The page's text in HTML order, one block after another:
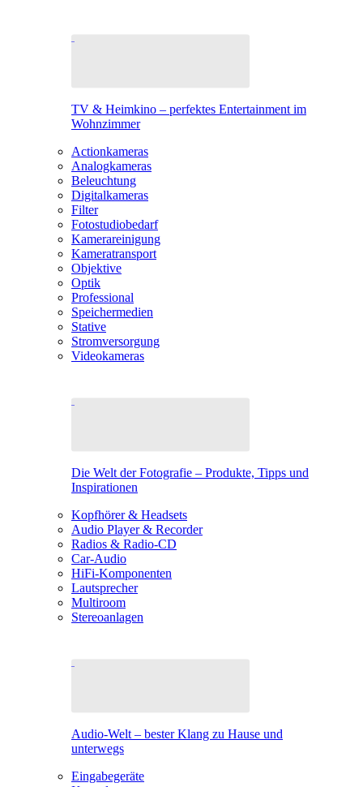
TV & Heimkino – perfektes Entertainment im
Wohnzimmer
Actionkameras
Analogkameras
Beleuchtung
Digitalkameras
Filter
Fotostudiobedarf
Kamerareinigung
Kameratransport
Objektive
Optik
Professional
Speichermedien
Stative
Stromversorgung
Videokameras
Die Welt der Fotografie – Produkte, Tipps und
Inspirationen
Kopfhörer & Headsets
Audio Player & Recorder
Radios & Radio-CD
Car-Audio
HiFi-Komponenten
Lautsprecher
Multiroom
Stereoanlagen
Audio-Welt – bester Klang zu Hause und
unterwegs
Eingabegeräte